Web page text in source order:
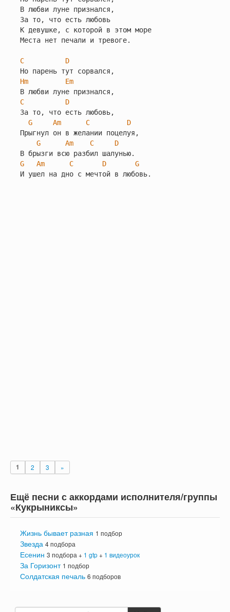
В любви луне признался,
За то, что есть любовь
К девушке, с которой в этом море
Места нет печали и тревоге.
C
D
Hm
Em
C
D
За то, что есть любовь,
G
Am C
D
Прыгнул он в желании поцелуя,
G
Am C
D
G
Am C D
G
И ушел на дно с мечтой в любовь.
1 2 3 »
Ещё песни с аккордами исполнителя/группы
«Кукрыниксы»
Жизнь бывает разная 1 подбор
Звезда 4 подбора
Есенин 3 подбора + 1 gtp+ 1 видеоурок
За Горизонт 1 подбор
Солдатская печаль 6 подборов